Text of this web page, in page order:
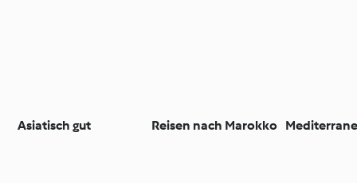
Asiatisch gut Reisen nach Marokko